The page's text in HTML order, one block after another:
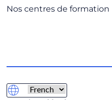
Nos centres de formation